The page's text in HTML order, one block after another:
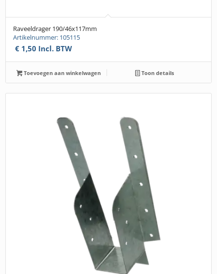
Raveeldrager 190/46x117mm
Artikelnummer: 105115
€ 1,50 Incl. BTW
Toevoegen aan winkelwagen Toon details